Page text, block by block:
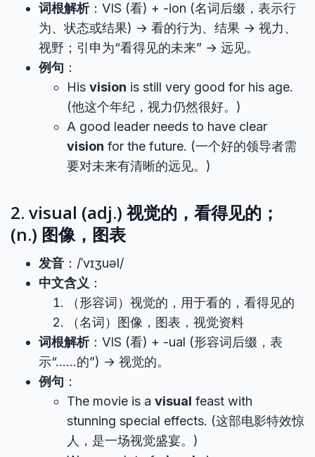
词根解析：VIS (看) + -ion (名词后缀，表示行
为、状态或结果) → 看的行为、结果 → 视力、
视野；引申为“看得见的未来” → 远见。
例句 ：
His vision is still very good for his age.
(他这个年纪，视力仍然很好。)
A good leader needs to have clear
vision for the future. (一个好的领导者需
要对未来有清晰的远见。)
2. visual (adj.) 视觉的，看得见的；
(n.) 图像，图表
发音 ：/ˈvɪʒuəl/
中文含义 ：
（形容词）视觉的，用于看的，看得见的
（名词）图像，图表，视觉资料
词根解析：VIS (看) + -ual (形容词后缀，表
示“……的”) → 视觉的。
例句 ：
The movie is a visual feast with
stunning special effects. (这部电影特效惊
人，是一场视觉盛宴。)